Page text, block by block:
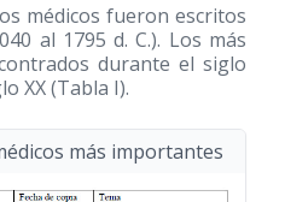
médicos fueron escritos
al 1795 d. C.). Los más
durante el siglo
XX (Tabla I).
más importantes